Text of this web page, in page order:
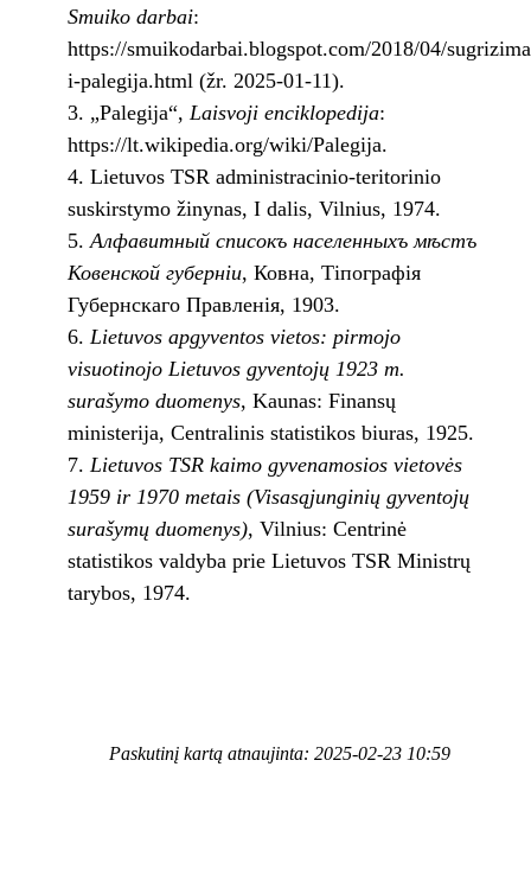
Smuiko darbai:
https://smuikodarbai.blogspot.com/2018/04/
i-palegija.html (žr. 2025-01-11).
„Palegija“, Laisvoji enciklopedija:
https://lt.wikipedia.org/wiki/Palegija.
Lietuvos TSR administracinio-teritorinio
suskirstymo žinynas, I dalis, Vilnius, 1974.
Алфавитный списокъ населенныхъ мѣстъ
Ковенской губерніи, Ковна, Тіпографія
Губернскаго Правленія, 1903.
Lietuvos apgyventos vietos: pirmojo
visuotinojo Lietuvos gyventojų 1923 m.
surašymo duomenys, Kaunas: Finansų
ministerija, Centralinis statistikos biuras, 1925.
Lietuvos TSR kaimo gyvenamosios vietovės
1959 ir 1970 metais (Visasąjunginių gyventojų
surašymų duomenys), Vilnius: Centrinė
statistikos valdyba prie Lietuvos TSR Ministrų
tarybos, 1974.
Paskutinį kartą atnaujinta: 2025-02-23 10:59